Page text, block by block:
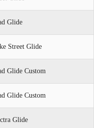
Glide
Street Glide
Glide Custom
Glide Custom
Glide